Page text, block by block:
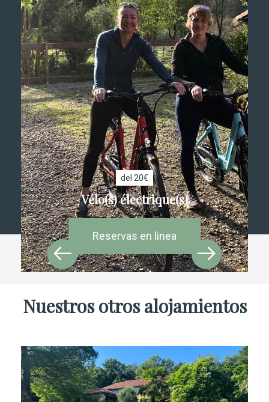
del 20€
Vélo(s) électrique(s)
Reservas en linea
Nuestros otros alojamientos